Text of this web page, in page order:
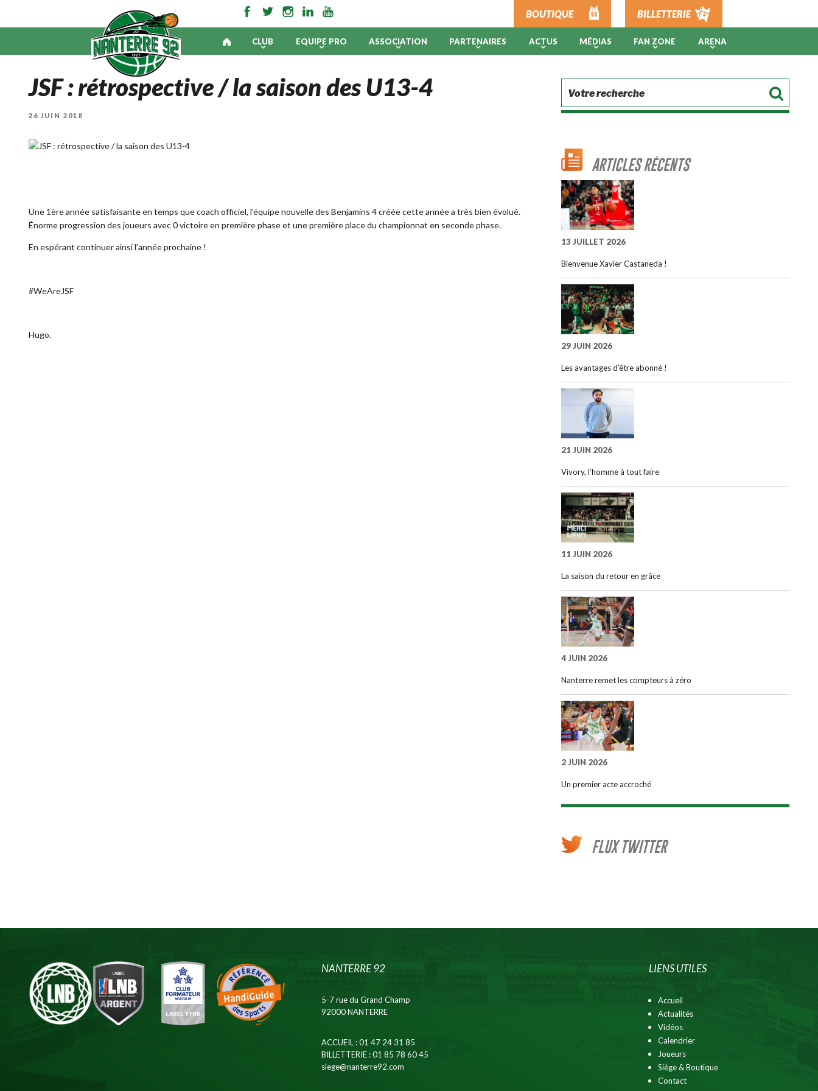
BOUTIQUE BILLETTERIE
CLUB EQUIPE PRO ASSOCIATION PARTENAIRES ACTUS MÉDIAS FAN ZONE ARENA
JSF : rétrospective / la saison des U13-4
PUBLIÉ
26 JUIN 2018
Une 1ère année satisfaisante en temps que coach officiel, l’équipe nouvelle des Benjamins 4 créée cette année a très bien évolué.
Énorme progression des joueurs avec 0 victoire en première phase et une première place du championnat en seconde phase.
En espérant continuer ainsi l’année prochaine !
#WeAreJSF
Hugo.
ARTICLES RÉCENTS
13 JUILLET 2026
Bienvenue Xavier Castaneda !
29 JUIN 2026
Les avantages d’être abonné !
21 JUIN 2026
Vivory, l’homme à tout faire
11 JUIN 2026
La saison du retour en grâce
4 JUIN 2026
Nanterre remet les compteurs à zéro
2 JUIN 2026
Un premier acte accroché
FLUX TWITTER
NANTERRE 92
5-7 rue du Grand Champ
92000 NANTERRE
ACCUEIL : 01 47 24 31 85
BILLETTERIE : 01 85 78 60 45
siege@nanterre92.com
LIENS UTILES
Accueil
Actualités
Vidéos
Calendrier
Joueurs
Siège & Boutique
Contact